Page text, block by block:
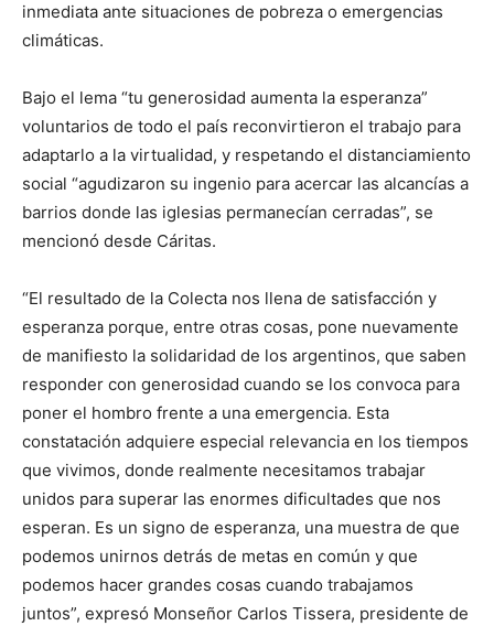
inmediata ante situaciones de pobreza o emergencias
climáticas.
Bajo el lema “tu generosidad aumenta la esperanza”
voluntarios de todo el país reconvirtieron el trabajo para
adaptarlo a la virtualidad, y respetando el distanciamiento
social “agudizaron su ingenio para acercar las alcancías a
barrios donde las iglesias permanecían cerradas”, se
mencionó desde Cáritas.
“El resultado de la Colecta nos llena de satisfacción y
esperanza porque, entre otras cosas, pone nuevamente
de manifiesto la solidaridad de los argentinos, que saben
responder con generosidad cuando se los convoca para
poner el hombro frente a una emergencia. Esta
constatación adquiere especial relevancia en los tiempos
que vivimos, donde realmente necesitamos trabajar
unidos para superar las enormes dificultades que nos
esperan. Es un signo de esperanza, una muestra de que
podemos unirnos detrás de metas en común y que
podemos hacer grandes cosas cuando trabajamos
juntos”, expresó Monseñor Carlos Tissera, presidente de